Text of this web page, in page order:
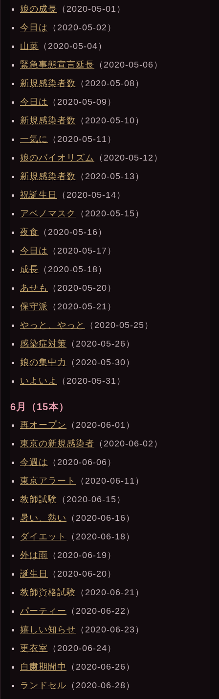
娘の成長 （2020-05-01）
今日は （2020-05-02）
山菜 （2020-05-04）
緊急事態宣言延長 （2020-05-06）
新規感染者数 （2020-05-08）
今日は （2020-05-09）
新規感染者数 （2020-05-10）
一気に （2020-05-11）
娘のバイオリズム （2020-05-12）
新規感染者数 （2020-05-13）
祝誕生日
（2020-05-14）
アベノマスク
（2020-05-15）
夜食 （2020-05-16）
今日は （2020-05-17）
成長 （2020-05-18）
あせも
（2020-05-20）
保守派 （2020-05-21）
やっと、やっと
（2020-05-25）
感染症対策 （2020-05-26）
娘の集中力
（2020-05-30）
いよいよ
（2020-05-31）
6月（15本）
再オープン （2020-06-01）
東京の新規感染者 （2020-06-02）
今週は （2020-06-06）
東京アラート
（2020-06-11）
教師試験 （2020-06-15）
暑い、熱い （2020-06-16）
ダイエット
（2020-06-18）
外は雨
（2020-06-19）
誕生日
（2020-06-20）
教師資格試験 （2020-06-21）
パーティー （2020-06-22）
嬉しい知らせ （2020-06-23）
更衣室 （2020-06-24）
自粛期間中
（2020-06-26）
ランドセル （2020-06-28）